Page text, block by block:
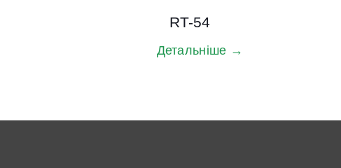
RT-54
Детальніше →